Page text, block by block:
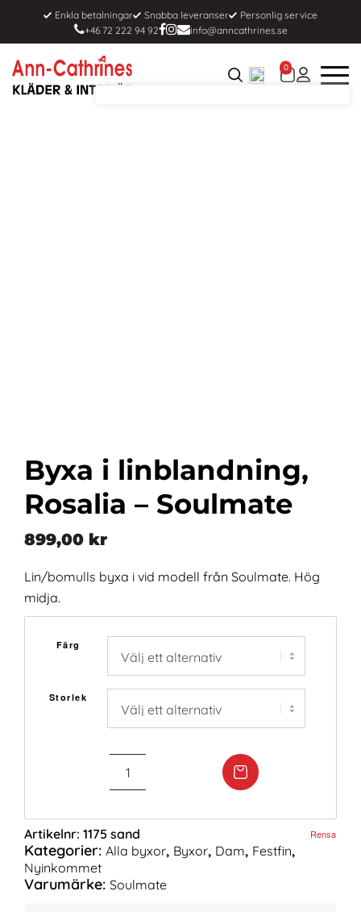
+46 72 222 94 92
Enkla betalningar Snabba leveranser
Personlig service
info@anncathrines.se
0
Byxa i linblandning,
Rosalia – Soulmate
899,00 kr
Lin/bomulls byxa i vid modell från Soulmate. Hög
midja.
Färg
Storlek
Rensa
Artikelnr: 1175 sand
Kategorier: Alla byxor, Byxor, Dam, Festfin,
Nyinkommet
Varumärke: Soulmate